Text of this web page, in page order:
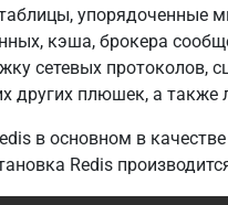
кэша, брокера
сетевых протоколов,
других плюшек, а
в основном в
Redis